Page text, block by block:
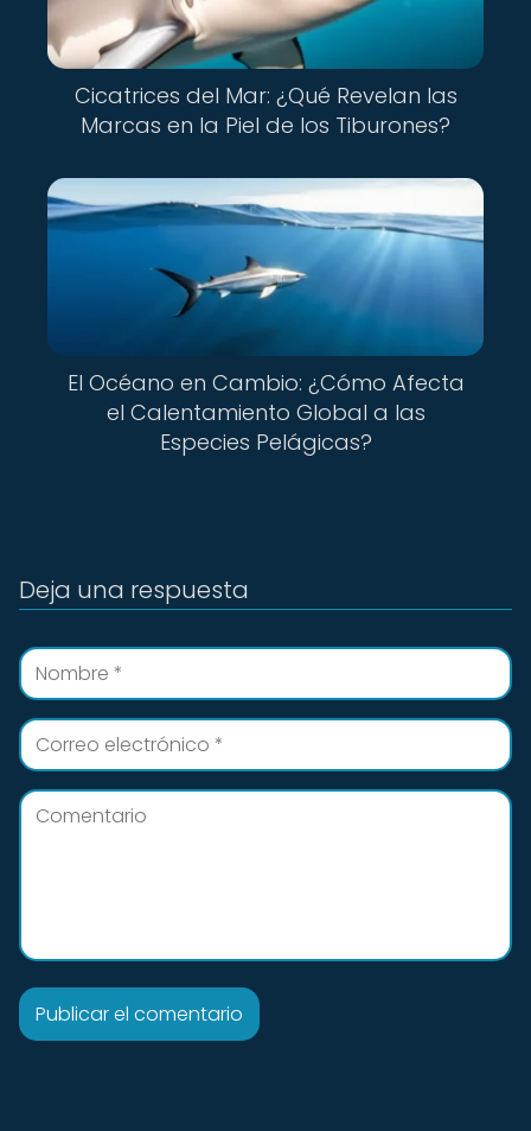
Cicatrices del Mar: ¿Qué Revelan las
Marcas en la Piel de los Tiburones?
El Océano en Cambio: ¿Cómo Afecta
el Calentamiento Global a las
Especies Pelágicas?
Deja una respuesta